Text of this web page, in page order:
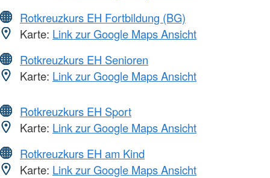
Rotkreuzkurs EH Fortbildung (BG)
Karte: Link zur Google Maps Ansicht
Rotkreuzkurs EH Senioren
Karte: Link zur Google Maps Ansicht
Rotkreuzkurs EH Sport
Karte: Link zur Google Maps Ansicht
Rotkreuzkurs EH am Kind
Karte: Link zur Google Maps Ansicht